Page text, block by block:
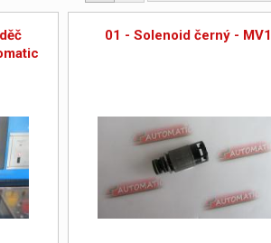
01 - Solenoid černý - MV1